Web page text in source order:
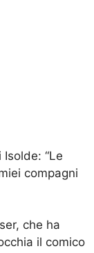
“Le
compagni
che ha
il comico